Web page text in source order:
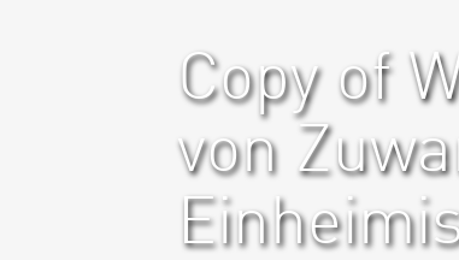
Copy of
von